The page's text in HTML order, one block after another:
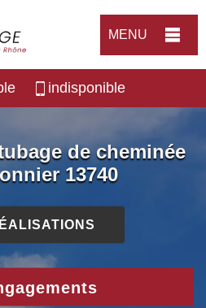
MENU
indisponible
de cheminée
13740